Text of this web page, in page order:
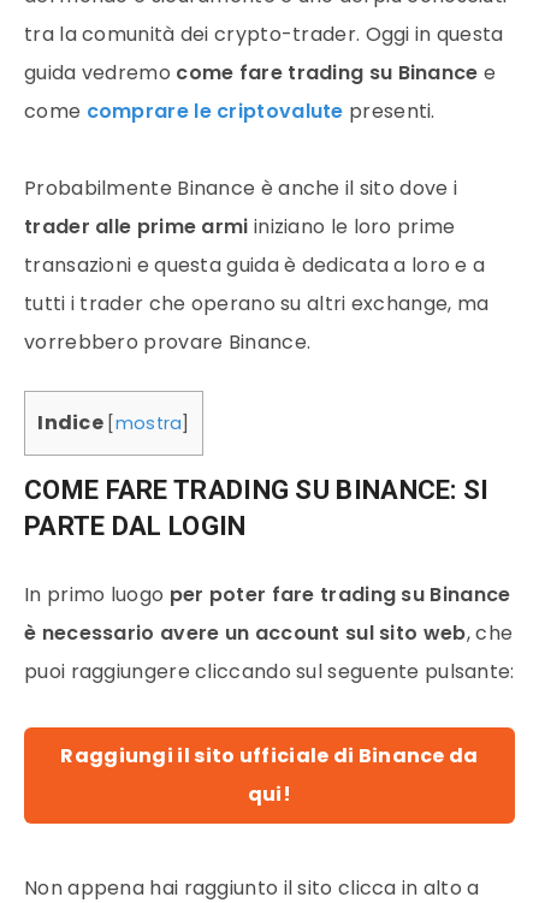
tra la comunità dei crypto-trader. Oggi in questa
guida vedremo come fare trading su Binance e
come comprare le criptovalute presenti.
Probabilmente Binance è anche il sito dove i
trader alle prime armi iniziano le loro prime
transazioni e questa guida è dedicata a loro e a
tutti i trader che operano su altri exchange, ma
vorrebbero provare Binance.
Indice [mostra
COME FARE TRADING SU BINANCE: SI
PARTE DAL LOGIN
In primo luogo per poter fare trading su Binance
è necessario avere un account sul sito web, che
puoi raggiungere cliccando sul seguente pulsante:
Raggiungi il sito ufficiale di Binance da
qui!
Non appena hai raggiunto il sito clicca in alto a